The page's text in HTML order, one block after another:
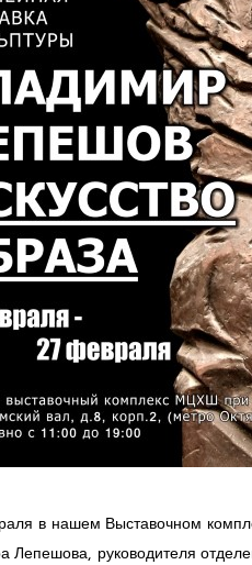
в нашем Выставочном
Лепешова, руководителя